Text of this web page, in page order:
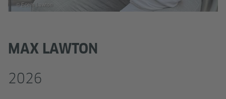
MAX LAWTON
2026
© Ecem Lawton